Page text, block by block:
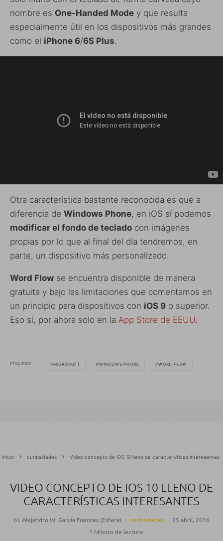
nombre es One-Handed Mode y que resulta
especialmente útil en los dispositivos más grandes
como el iPhone 6/6S Plus.
Otra característica bastante reconocida es que a
diferencia de Windows Phone, en iOS sí podemos
modificar el fondo de teclado con imágenes
propias por lo que al final del día tendremos, en
parte, un dispositivo más personalizado.
Word Flow se encuentra disponible de manera
gratuita y bajo las limitaciones que comentamos en
un principio para dispositivos con iOS 9 o superior.
Eso sí, por ahora solo en la App Store de EEUU.
ETIQUETAS MICROSOFT WINDOWS PHONE WORD FLOW
Inicio curiosidades Video concepto de iOS 10 lleno de características interesantes
VIDEO CONCEPTO DE IOS 10 LLENO DE
CARACTERÍSTICAS INTERESANTES
M. Alejandro W. García Fuentes (Esfera) · curiosidades · 25 abril, 2016
· 1 Minuto de lectura